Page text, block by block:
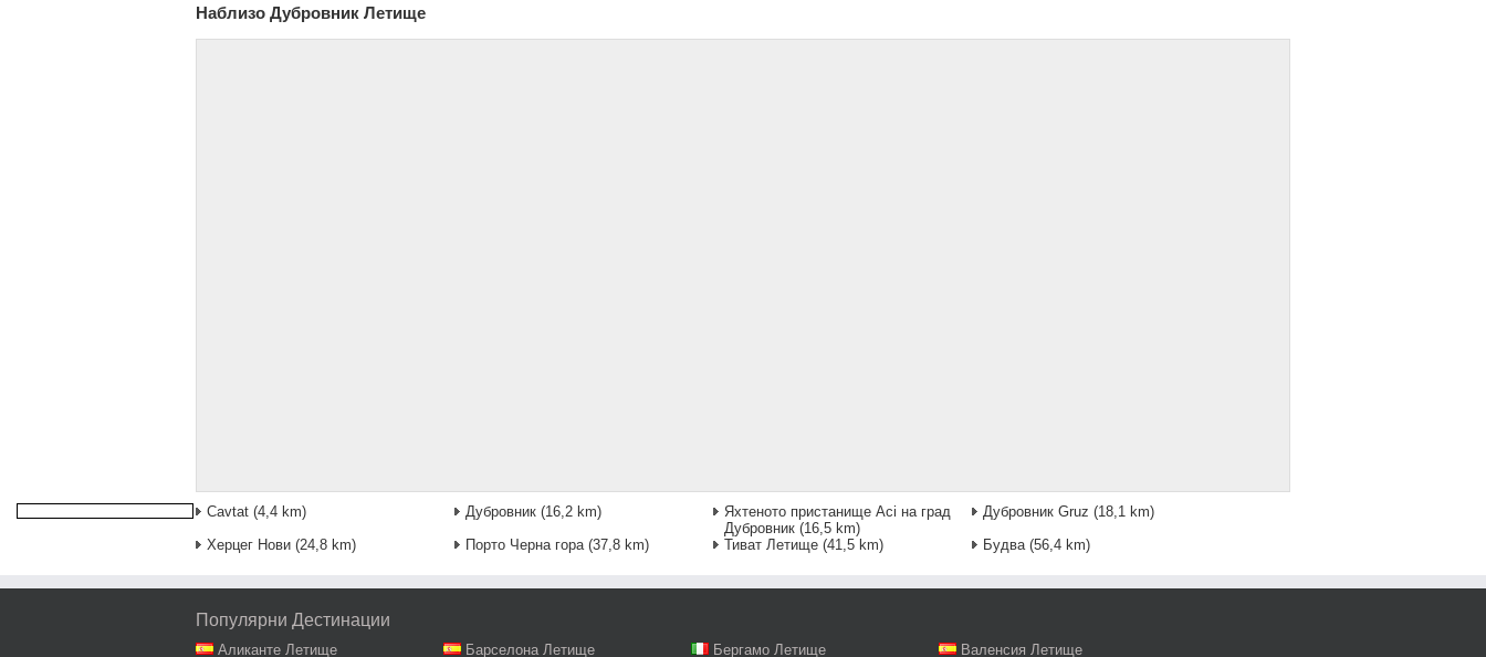
Наблизо Дубровник Летище
Cavtat (4,4 km) Дубровник (16,2 km)
Яхтеното пристанище Aci на град
Дубровник (16,5 km)
Дубровник Gruz (18,1 km)
Херцег Нови (24,8 km) Порто Черна гора(37,8 km) Тиват Летище (41,5 km) Будва(56,4 km)
Популярни Дестинации
Аликанте Летище Барселона Летище Бергамо Летище Валенсия Летище